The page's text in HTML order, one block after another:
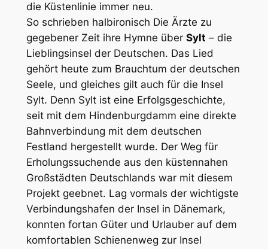
die Küstenlinie immer neu.
So schrieben halbironisch Die Ärzte zu
gegebener Zeit ihre Hymne über Sylt – die
Lieblingsinsel der Deutschen. Das Lied
gehört heute zum Brauchtum der deutschen
Seele, und gleiches gilt auch für die Insel
Sylt. Denn Sylt ist eine Erfolgsgeschichte,
seit mit dem Hindenburgdamm eine direkte
Bahnverbindung mit dem deutschen
Festland hergestellt wurde. Der Weg für
Erholungssuchende aus den küstennahen
Großstädten Deutschlands war mit diesem
Projekt geebnet. Lag vormals der wichtigste
Verbindungshafen der Insel in Dänemark,
konnten fortan Güter und Urlauber auf dem
komfortablen Schienenweg zur Insel